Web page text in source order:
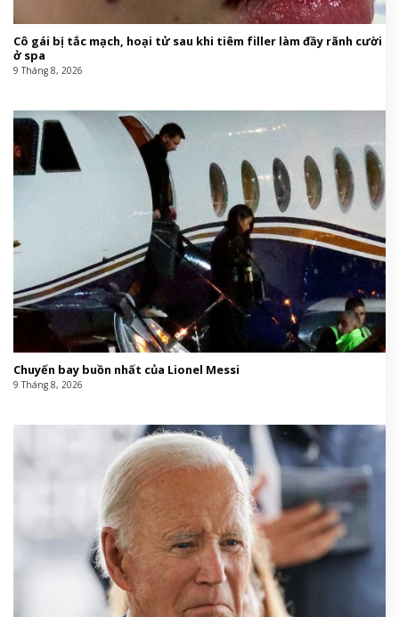
Cô gái bị tắc mạch, hoại tử sau khi tiêm filler làm đầy rãnh cười
ở spa
9 Tháng 8, 2026
Chuyến bay buồn nhất của Lionel Messi
9 Tháng 8, 2026